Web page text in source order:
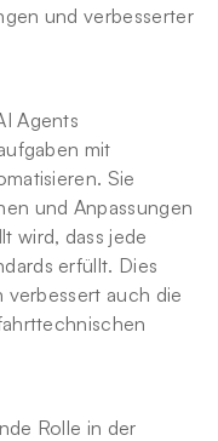
und verbesserter
Agents
mit
Sie
und Anpassungen
wird, dass jede
erfüllt. Dies
auch die
Rolle in der